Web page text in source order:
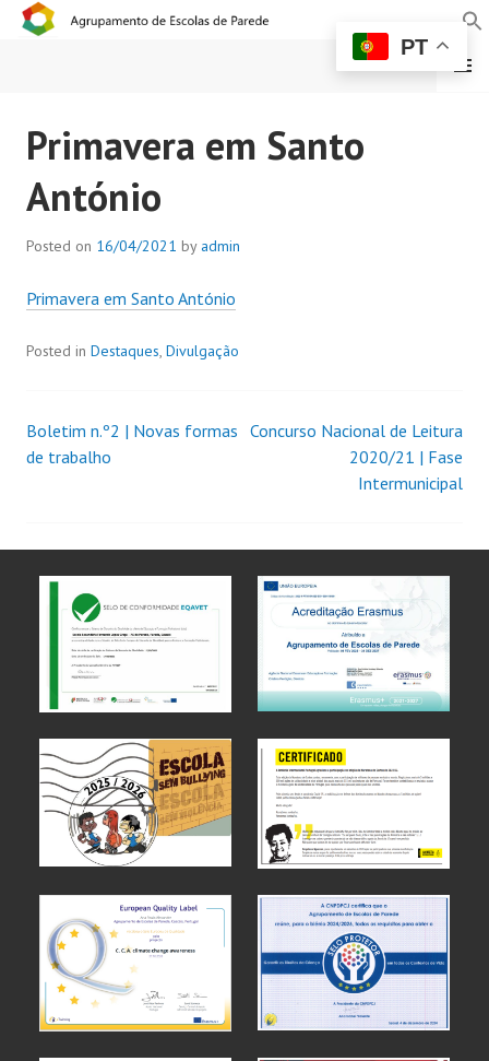
AGRUPAMENTO DE
ESCOLAS DE PAREDE
MENU
Primavera em Santo
António
Posted on 16/04/2021 by admin
Primavera em Santo António
Posted in Destaques, Divulgação
Boletim n.º2 | Novas formas
de trabalho
Concurso Nacional de Leitura
2020/21 | Fase
Intermunicipal
PT